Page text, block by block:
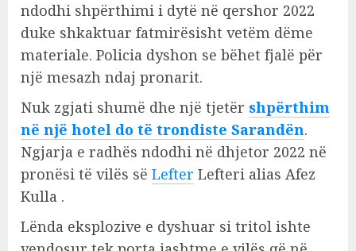
ndodhi shpërthimi i dytë në qershor 2022
duke shkaktuar fatmirësisht vetëm dëme
materiale. Policia dyshon se bëhet fjalë për
një mesazh ndaj pronarit.
Nuk zgjati shumë dhe një tjetër shpërthim
në një hotel do të trondiste Sarandën.
Ngjarja e radhës ndodhi në dhjetor 2022 në
pronësi të vilës së Lefter Lefteri alias Afez
Kulla .
Lënda eksplozive e dyshuar si tritol ishte